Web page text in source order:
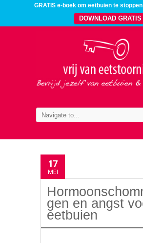
GRATIS e-boek om eetbuien te
DOWNLOAD GRATIS
17
MEI
gen en angst
eetbuien